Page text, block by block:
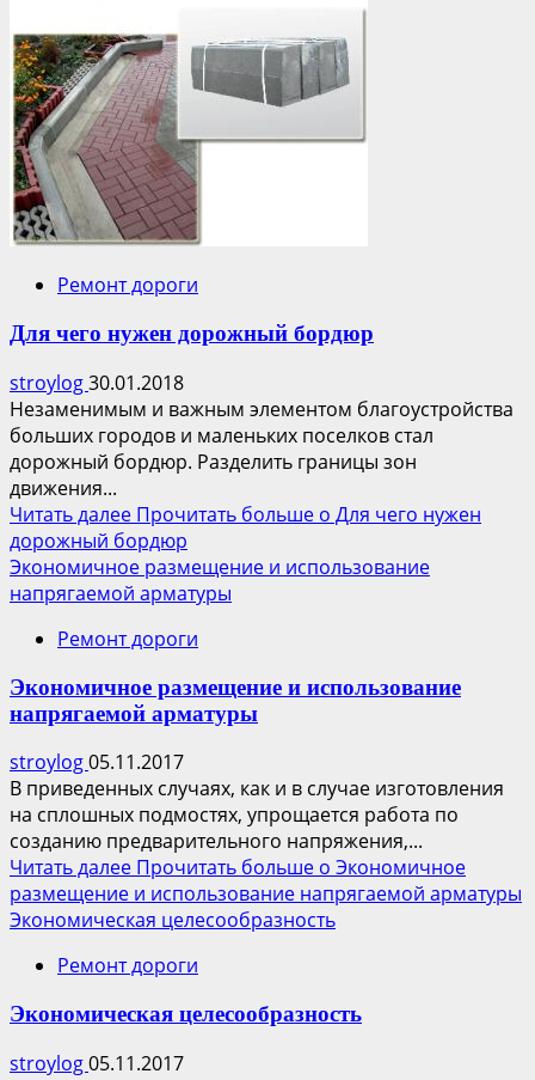
Ремонт дороги
Для чего нужен дорожный бордюр
stroylog30.01.2018
Незаменимым и важным элементом благоустройства
больших городов и маленьких поселков стал
дорожный бордюр. Разделить границы зон
движения...
Читать далее Прочитать больше о Для чего нужен
дорожный бордюр
Экономичное размещение и использование
напрягаемой арматуры
Ремонт дороги
Экономичное размещение и использование
напрягаемой арматуры
stroylog05.11.2017
В приведенных случаях, как и в случае изготовления
на сплошных подмостях, упрощается работа по
созданию предварительного напряжения,...
Читать далее Прочитать больше о Экономичное
размещение и использование напрягаемой арматуры
Экономическая целесообразность
Ремонт дороги
Экономическая целесообразность
stroylog05.11.2017